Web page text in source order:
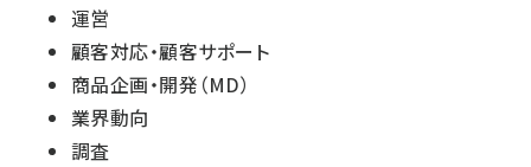
運営
顧客対応・顧客サポート
商品企画・開発（MD）
業界動向
調査